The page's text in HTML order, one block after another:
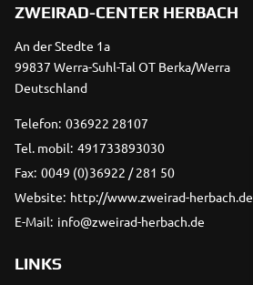
ZWEIRAD-CENTER HERBACH
An der Stedte 1a
99837 Werra-Suhl-Tal OT Berka/Werra
Deutschland
Telefon: 036922 28107
Tel. mobil: 491733893030
Fax: 0049 (0)36922 / 281 50
Website: http://www.zweirad-herbach.de
E-Mail: info@zweirad-herbach.de
LINKS